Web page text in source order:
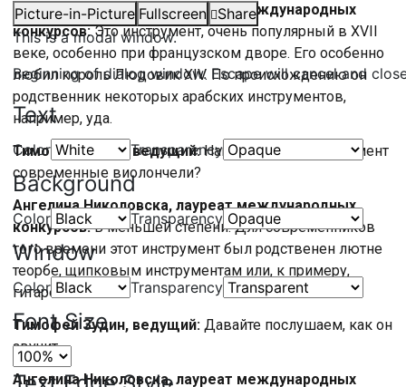
Picture-in-Picture Fullscreen
Share
This is a modal window.
Beginning of dialog window. Escape will cancel and
Text
Color Transparency
Background
Color Transparency
Window
Color Transparency
Font Size
Ангелина Николовска, лауреат международных
конкурсов:Это инструмент, очень популярный в XVII
веке, особенно при французском дворе. Его особенно
любил король Людовик XIV. По происхождению он
родственник некоторых арабских инструментов,
например, уда.
Тимофей Зудин, ведущий:Напоминает ли инструмент
современные виолончели?
Ангелина Николовска, лауреат международных
конкурсов:В меньшей степени. Для современников
того времени этот инструмент был родственен лютне
теорбе, щипковым инструментам или, к примеру,
гитаре.
Тимофей Зудин, ведущий: Давайте послушаем, как он
звучит.
Ангелина Николовска, лауреат международных